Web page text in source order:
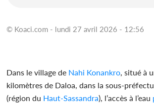
© Koaci.com - lundi 27 avril 2026 - 12:56
Dans le village de Nahi Konankro , situé à
kilomètres de Daloa, dans la sous-
(région du Haut-Sassandra), l’accès à l’eau